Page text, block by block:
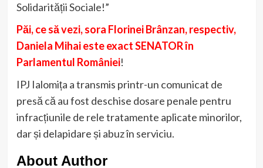
Solidarității Sociale!”
Păi, ce să vezi, sora Florinei Brânzan, respectiv,
Daniela Mihai este exact SENATOR în
Parlamentul României!
IPJ Ialomița a transmis printr-un comunicat de
presă că au fost deschise dosare penale pentru
infracțiunile de rele tratamente aplicate minorilor,
dar și delapidare și abuz în serviciu.
About Author